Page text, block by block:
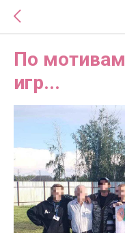
По
игр...